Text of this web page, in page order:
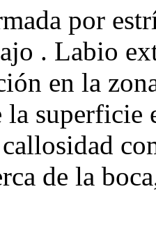
por
. Labio
en la
la
de la